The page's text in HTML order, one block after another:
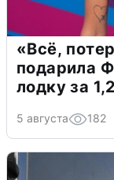
«Всё,
подарила
лодку за
5 августа 182